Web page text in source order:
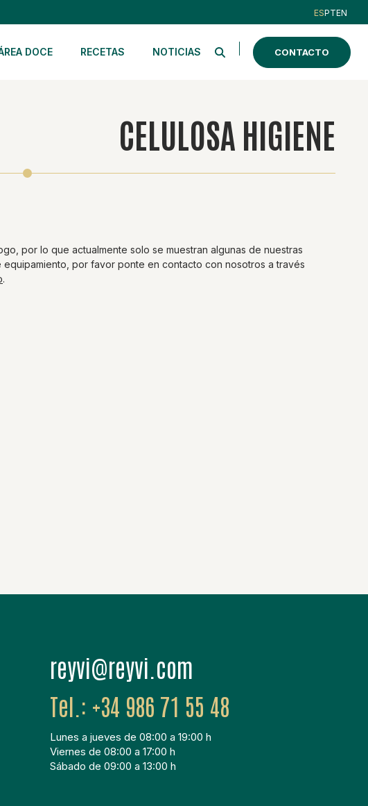
ESPTEN
DOCE RECETAS NOTICIAS CONTACTO
CELULOSA HIGIENE
por lo que actualmente solo se muestran algunas de nuestras
por favor ponte en contacto con nosotros a través
.
moc.ivyer@ivyer
+34 986 71 55 48
Lunes a jueves de 08:00 a 19:00 h
Viernes de 08:00 a 17:00 h
Sábado de 09:00 a 13:00 h